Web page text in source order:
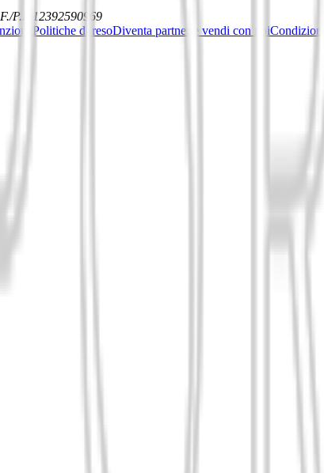
P.I. 12392590969
Politiche di resoDiventa partner e vendi con noi